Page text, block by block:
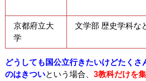
京都府立大
学
文学部 歴史学科な
どうしても国公立行きたいけどたくさ
のはきついという場合、 3教科だけを